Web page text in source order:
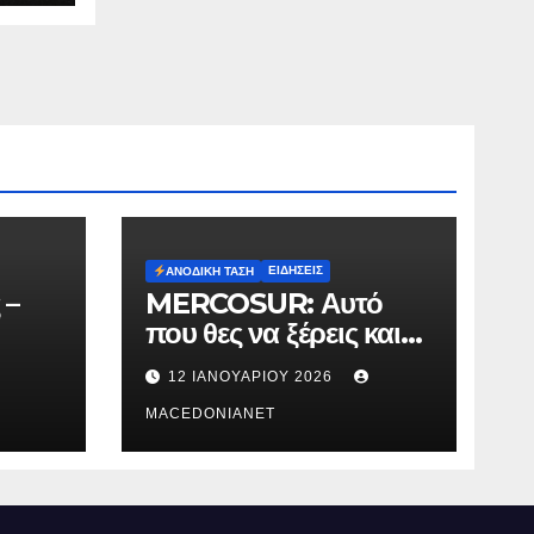
ΑΝΟΔΙΚΉ ΤΆΣΗ ΕΙΔΉΣΕΙΣ
MERCOSUR: Αυτό
που θες να ξέρεις και
δεν σου λένε.
12 ΙΑΝΟΥΑΡΊΟΥ 2026
MACEDONIANET